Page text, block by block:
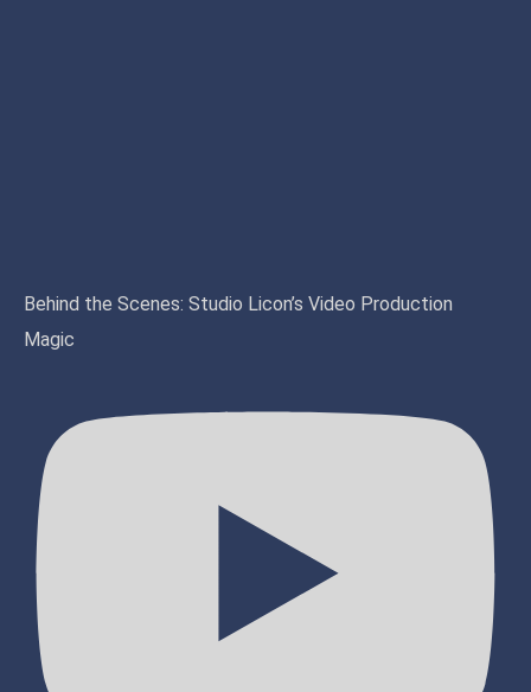
Behind the Scenes: Studio Licon’s Video Production
Magic